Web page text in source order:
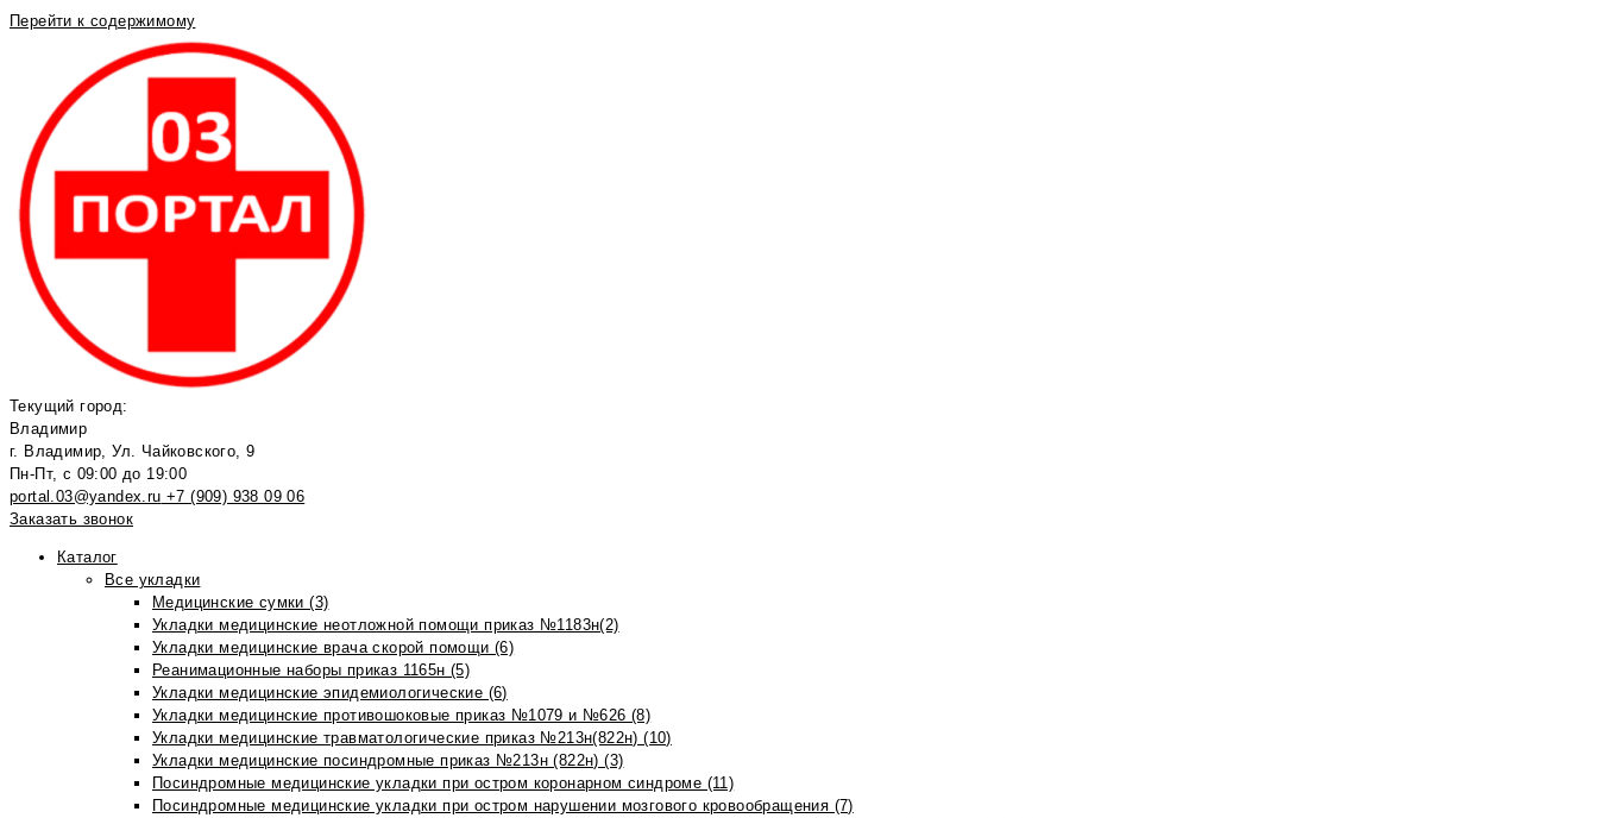
Перейти к содержимому
Текущий город:
Владимир
г. Владимир, Ул. Чайковского, 9
Пн-Пт, с 09:00 до 19:00
portal.03@yandex.ru +7 (909) 938 09 06
Заказать звонок
Каталог
Все укладки
Медицинские сумки (3)
Укладки медицинские неотложной помощи приказ №1183н(2)
Укладки медицинские врача скорой помощи (6)
Реанимационные наборы приказ 1165н (5)
Укладки медицинские эпидемиологические (6)
Укладки медицинские противошоковые приказ №1079 и №626 (8)
Укладки медицинские травматологические приказ №213н(822н) (10)
Укладки медицинские посиндромные приказ №213н (822н) (3)
Посиндромные медицинские укладки при остром коронарном синдроме (11)
Посиндромные медицинские укладки при остром нарушении мозгового кровообращения (7)